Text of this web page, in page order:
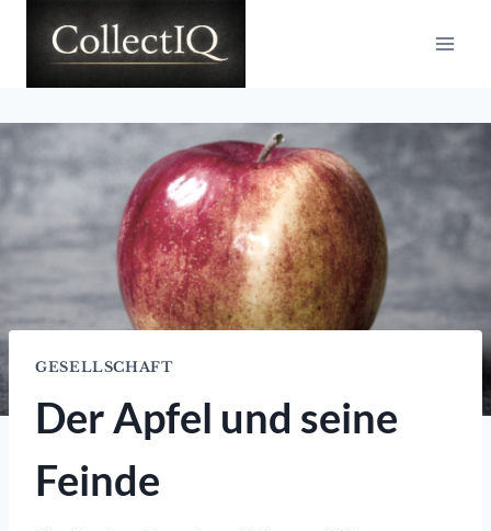
Inhalt
GESELLSCHAFT
Der Apfel und seine
Feinde